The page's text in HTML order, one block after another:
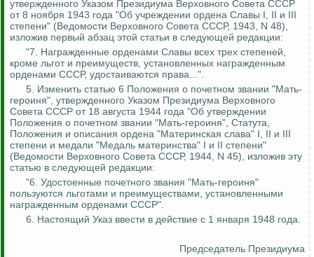
утвержденного Указом Президиума Верховного Совета СССР
от 8 ноября 1943 года "Об учреждении ордена Славы I, II и III
степени" (Ведомости Верховного Совета СССР, 1943, N 48),
изложив первый абзац этой статьи в следующей редакции:
"7. Награжденные орденами Славы всех трех степеней,
кроме льгот и преимуществ, установленных награжденным
орденами СССР, удостаиваются права...".
5. Изменить статью 6 Положения о почетном звании "Мать-
героиня", утвержденного Указом Президиума Верховного
Совета СССР от 18 августа 1944 года "Об утверждении
Положения о почетном звании "Мать-героиня", Статута,
Положения и описания ордена "Материнская слава" I, II и III
степени и медали "Медаль материнства" I и II степени"
(Ведомости Верховного Совета СССР, 1944, N 45), изложив эту
статью в следующей редакции:
"6. Удостоенные почетного звания "Мать-героиня"
пользуются льготами и преимуществами, установленными
награжденным орденами СССР".
6. Настоящий Указ ввести в действие с 1 января 1948 года.
Председатель Президиума